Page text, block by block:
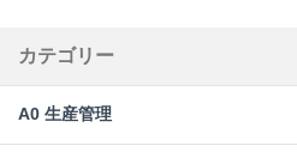
カテゴリー
A0 生産管理